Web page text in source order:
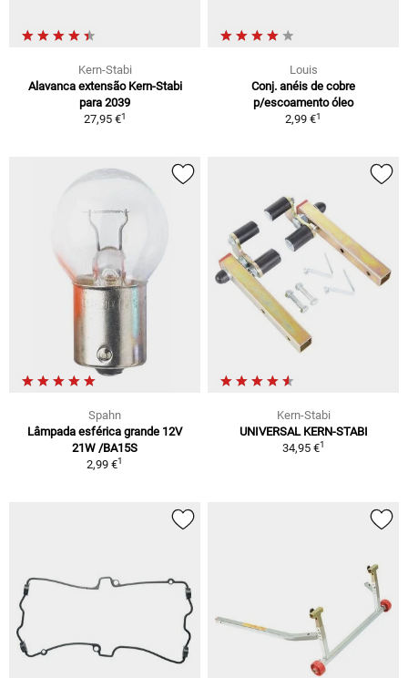
Kern-Stabi
Alavanca extensão Kern-Stabi
para 2039
27,95 €1
Louis
Conj. anéis de cobre
p/escoamento óleo
2,99 €1
Spahn
Lâmpada esférica grande 12V
21W /BA15S
2,99 €1
Kern-Stabi
UNIVERSAL KERN-STABI
34,95 €1